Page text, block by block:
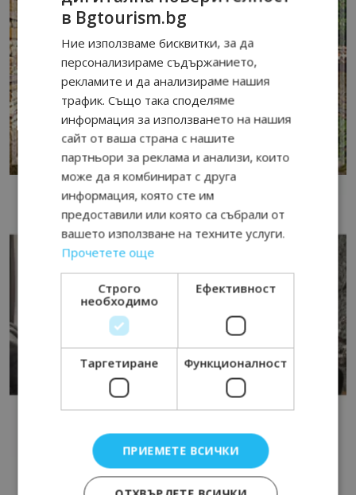
в Bgtourism.bg
Ние използваме бисквитки, за да
персонализираме съдържанието,
рекламите и да анализираме нашия
трафик. Също така споделяме
информация за използването на нашия
сайт от ваша страна с нашите
партньори за реклама и анализи, които
може да я комбинират с друга
информация, която сте им
предоставили или която са събрали от
вашето използване на техните услуги.
Прочетете още
Строго
необходимо
Ефективност
Таргетиране Функционалност
ПРИЕМЕТЕ ВСИЧКИ